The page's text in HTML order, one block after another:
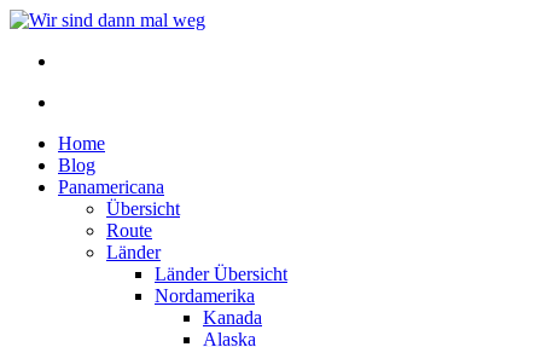
Home
Blog
Panamericana
Übersicht
Route
Länder
Länder Übersicht
Nordamerika
Kanada
Alaska